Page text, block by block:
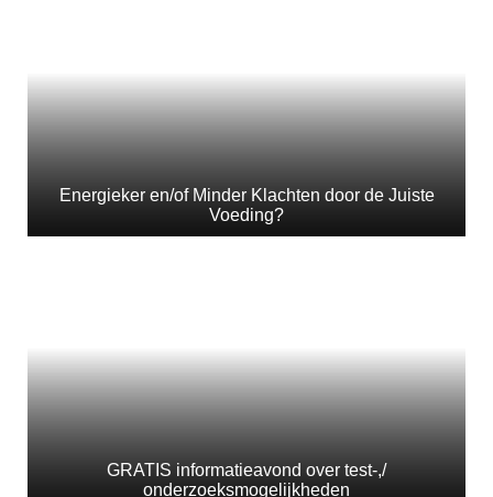
Energieker en/of Minder Klachten door de Juiste
Voeding?
GRATIS informatieavond over test-,/
onderzoeksmogelijkheden